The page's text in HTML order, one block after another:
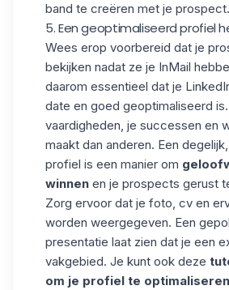
band te creëren met je
5. Een geoptimaliseerd profiel
Wees erop voorbereid dat je
bekijken nadat ze je InMail
daarom essentieel dat je
date en goed geoptimaliseerd
vaardigheden, je successen en
maakt dan anderen. Een
profiel is een manier om
winnen en je prospects gerust
Zorg ervoor dat je foto, cv en
worden weergegeven. Een
presentatie laat zien dat je een
vakgebied. Je kunt ook deze
om je profiel te optimaliseren